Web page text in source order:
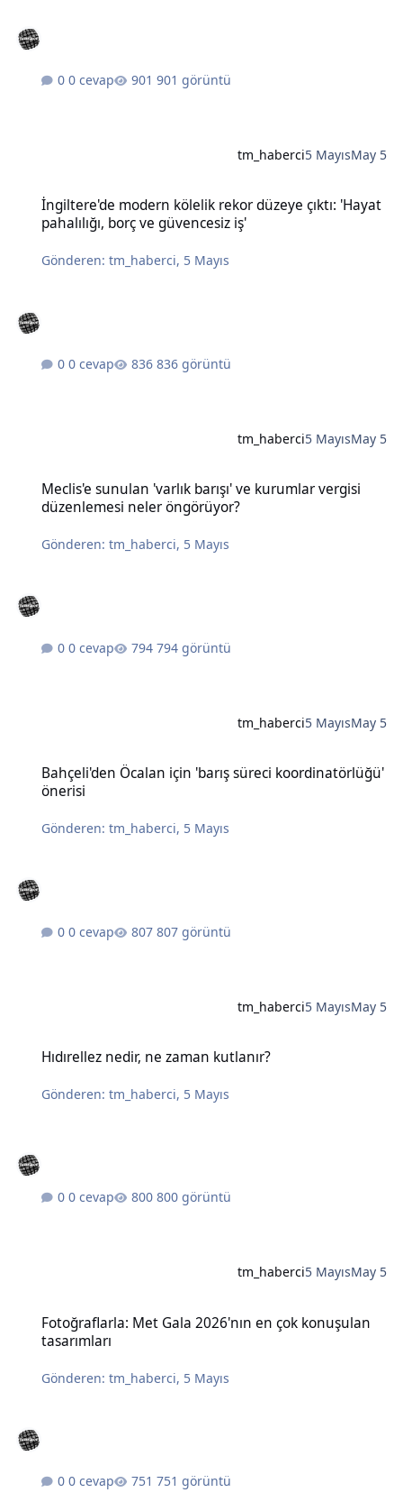
0 cevap 901 görüntü
tm_haberci5 MayısMay 5
İngiltere'de modern kölelik rekor düzeye çıktı: 'Hayat
pahalılığı, borç ve güvencesiz iş'
Gönderen:tm_haberci, 5 Mayıs
0 cevap 836 görüntü
tm_haberci5 MayısMay 5
Meclis'e sunulan 'varlık barışı' ve kurumlar vergisi
düzenlemesi neler öngörüyor?
Gönderen:tm_haberci, 5 Mayıs
0 cevap 794 görüntü
tm_haberci5 MayısMay 5
Bahçeli'den Öcalan için 'barış süreci koordinatörlüğü'
önerisi
Gönderen:tm_haberci, 5 Mayıs
0 cevap 807 görüntü
tm_haberci5 MayısMay 5
Hıdırellez nedir, ne zaman kutlanır?
Gönderen:tm_haberci, 5 Mayıs
0 cevap 800 görüntü
tm_haberci5 MayısMay 5
Fotoğraflarla: Met Gala 2026'nın en çok konuşulan
tasarımları
Gönderen:tm_haberci, 5 Mayıs
0 cevap 751 görüntü